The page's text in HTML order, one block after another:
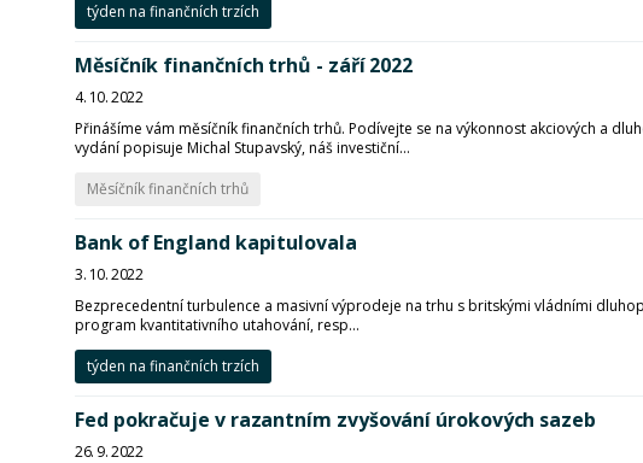
týden na finančních trzích
Měsíčník finančních trhů - září 2022
4. 10. 2022
Přinášíme vám měsíčník finančních trhů. Podívejte se na výkonnost akciových a
vydání popisuje Michal Stupavský, náš investiční...
Měsíčník finančních trhů
Bank of England kapitulovala
3. 10. 2022
Bezprecedentní turbulence a masivní výprodeje na trhu s britskými vládními
program kvantitativního utahování, resp...
týden na finančních trzích
Fed pokračuje v razantním zvyšování úrokových sazeb
26. 9. 2022